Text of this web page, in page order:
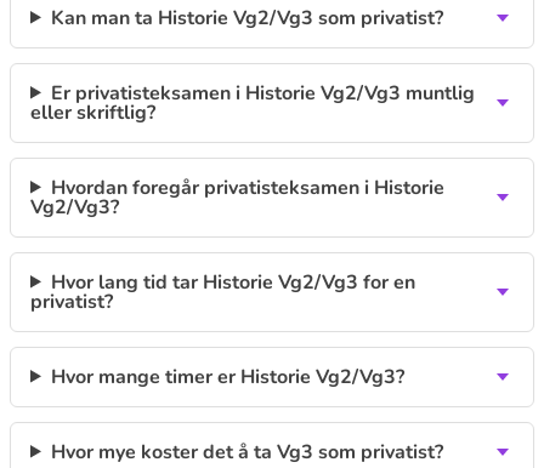
Kan man ta Historie Vg2/Vg3 som privatist?
Er privatisteksamen i Historie Vg2/Vg3 muntlig
eller skriftlig?
Hvordan foregår privatisteksamen i Historie
Vg2/Vg3?
Hvor lang tid tar Historie Vg2/Vg3 for en
privatist?
Hvor mange timer er Historie Vg2/Vg3?
Hvor mye koster det å ta Vg3 som privatist?